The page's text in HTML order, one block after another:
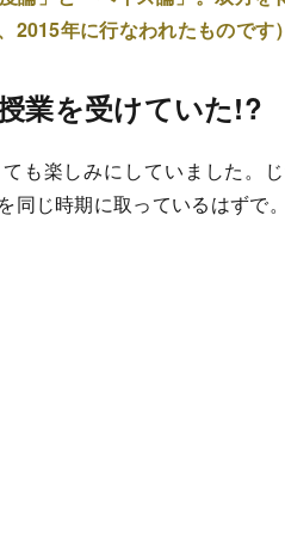
2015年に行なわれたものです）
業を受けていた!?
も楽しみにしていました。
同じ時期に取っているはずで。